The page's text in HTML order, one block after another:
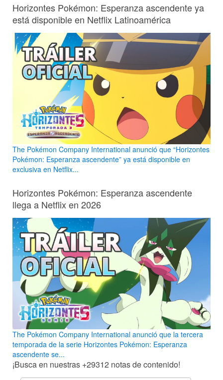
Horizontes Pokémon: Esperanza ascendente ya
está disponible en Netflix Latinoamérica
The Pokémon Company International anunció que “Horizontes
Pokémon: Esperanza ascendente” ya está disponible en
exclusiva en Netflix...
Horizontes Pokémon: Esperanza ascendente
llega a Netflix en 2026
The Pokémon Company International anunció que la tercera
temporada de la serie Horizontes Pokémon: Esperanza
ascendente se...
¡Busca en nuestras +29312 notas de contenido!